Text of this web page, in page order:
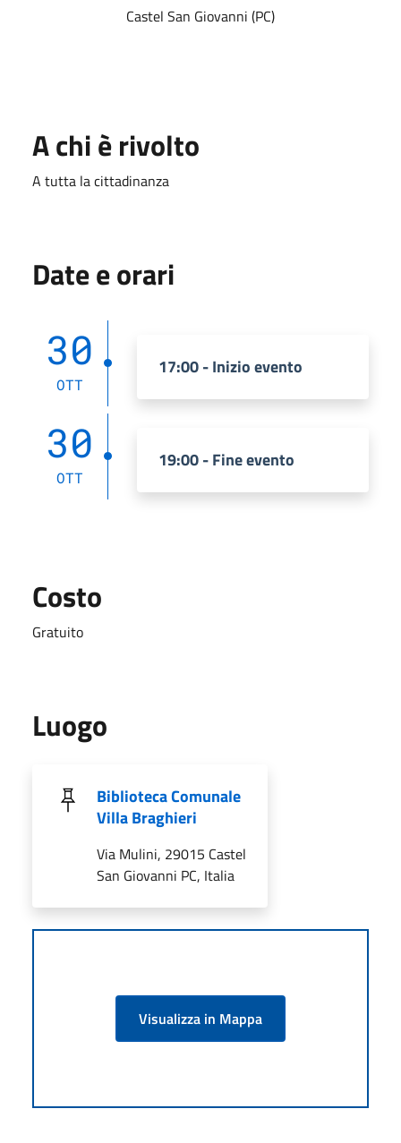
Castel San Giovanni (PC)
A chi è rivolto
A tutta la cittadinanza
Date e orari
30
OTT
17:00 - Inizio evento
30
OTT
19:00 - Fine evento
Costo
Gratuito
Luogo
Biblioteca Comunale
Villa Braghieri
Via Mulini, 29015 Castel
San Giovanni PC, Italia
Visualizza in Mappa